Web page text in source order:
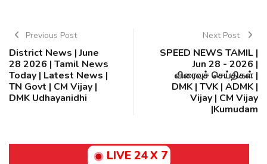
Previous Post
District News | June
28 2026 | Tamil News
Today | Latest News |
TN Govt | CM Vijay |
DMK Udhayanidhi
Next Post
SPEED NEWS TAMIL |
Jun 28 - 2026 |
விரைவுச் செய்திகள் |
DMK | TVK | ADMK |
Vijay | CM Vijay
|Kumudam
LIVE 24 X 7